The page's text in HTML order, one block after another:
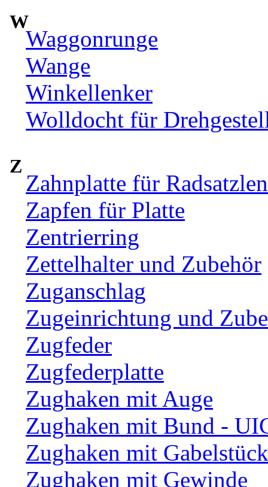
W
Waggonrunge
Wange
Winkellenker
Wolldocht für
Z
Zahnplatte für
Zapfen für Platte
Zentrierring
Zettelhalter und Zubehör
Zuganschlag
Zugeinrichtung und
Zugfeder
Zugfederplatte
Zughaken mit Auge
Zughaken mit Bund -
Zughaken mit Gabelstück
Zughaken mit Gewinde